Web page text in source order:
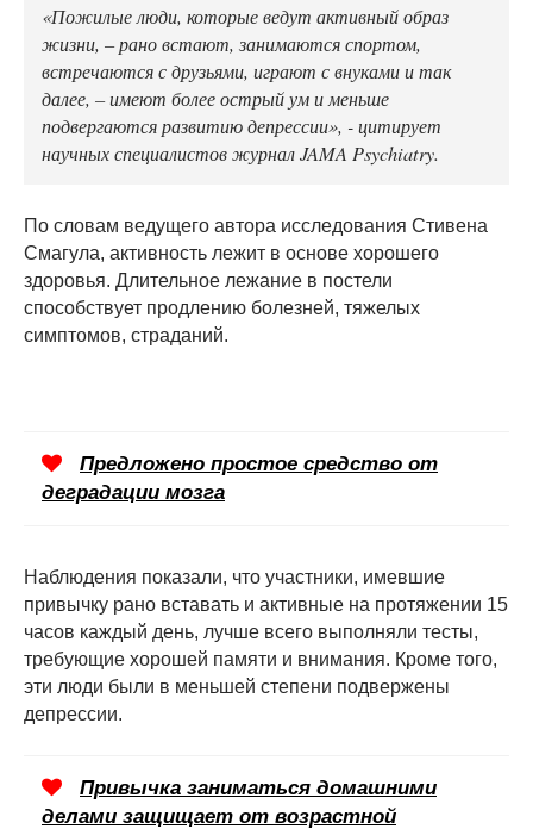
«Пожилые люди, которые ведут активный образ
жизни, – рано встают, занимаются спортом,
встречаются с друзьями, играют с внуками и так
далее, – имеют более острый ум и меньше
подвергаются развитию депрессии», - цитирует
научных специалистов журнал JAMA Psychiatry.
По словам ведущего автора исследования Стивена
Смагула, активность лежит в основе хорошего
здоровья. Длительное лежание в постели
способствует продлению болезней, тяжелых
симптомов, страданий.
Предложено простое средство от
деградации мозга
Наблюдения показали, что участники, имевшие
привычку рано вставать и активные на протяжении 15
часов каждый день, лучше всего выполняли тесты,
требующие хорошей памяти и внимания. Кроме того,
эти люди были в меньшей степени подвержены
депрессии.
Привычка заниматься домашними
делами защищает от возрастной